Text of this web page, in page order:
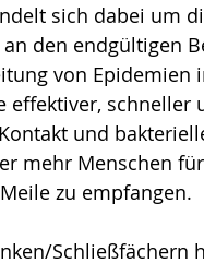
sich dabei um
den endgültigen
von
effektiver, schneller
und
mehr Menschen
zu empfangen.